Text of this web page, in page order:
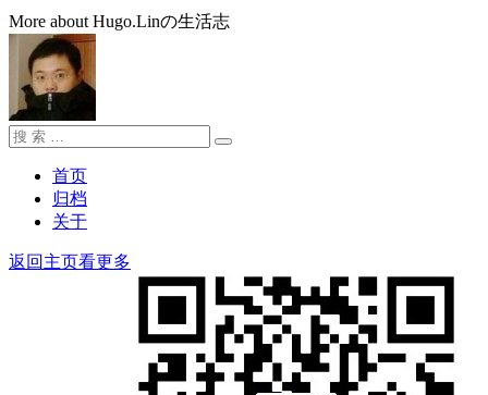
More about Hugo.Linの生活志
搜
搜
首页
归档
关于
返回主页看更多